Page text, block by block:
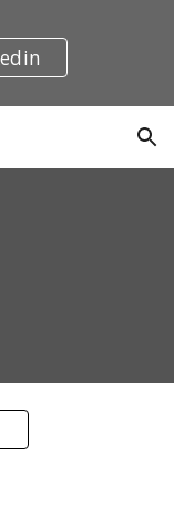
Skip to navigation